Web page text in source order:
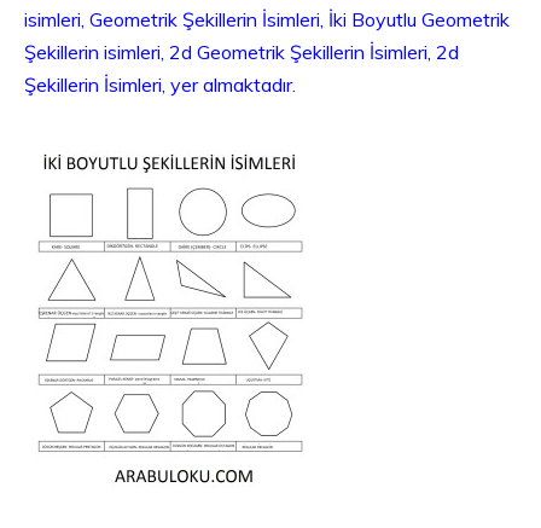
isimleri, Geometrik Şekillerin İsimleri, İki Boyutlu Geometrik
Şekillerin isimleri, 2d Geometrik Şekillerin İsimleri, 2d
Şekillerin İsimleri, yer almaktadır.